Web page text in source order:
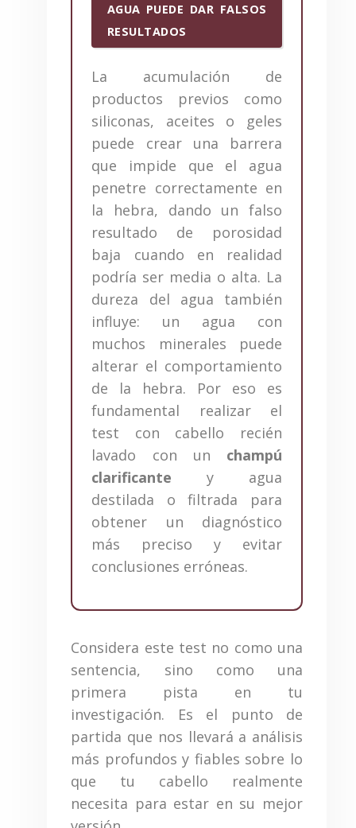
AGUA PUEDE DAR FALSOS
RESULTADOS
La acumulación de
productos previos como
siliconas, aceites o geles
puede crear una barrera
que impide que el agua
penetre correctamente en
la hebra, dando un falso
resultado de porosidad
baja cuando en realidad
podría ser media o alta. La
dureza del agua también
influye: un agua con
muchos minerales puede
alterar el comportamiento
de la hebra. Por eso es
fundamental realizar el
test con cabello recién
lavado con un champú
clarificante y agua
destilada o filtrada para
obtener un diagnóstico
más preciso y evitar
conclusiones erróneas.
Considera este test no como una
sentencia, sino como una
primera pista en tu
investigación. Es el punto de
partida que nos llevará a análisis
más profundos y fiables sobre lo
que tu cabello realmente
necesita para estar en su mejor